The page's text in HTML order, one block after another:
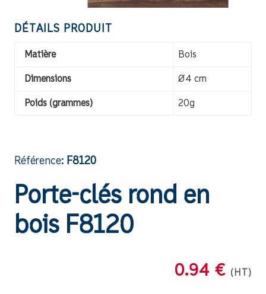
DÉTAILS PRODUIT
Matière Bois
Dimensions Ø4 cm
Poids (grammes) 20g
Référence: F8120
Porte-clés rond en
bois F8120
0.94 € (HT)